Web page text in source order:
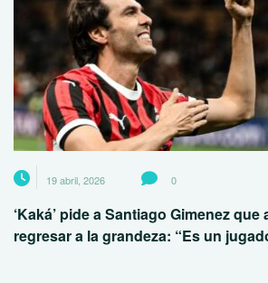
19 abril, 2026 0
‘Kaká’ pide a Santiago Gimenez que
regresar a la grandeza: “Es un